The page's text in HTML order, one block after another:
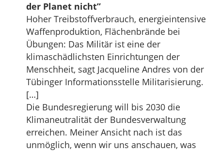
der Planet nicht”
Hoher Treibstoffverbrauch, energieintensive
Waffenproduktion, Flächenbrände bei
Übungen: Das Militär ist eine der
klimaschädlichsten Einrichtungen der
Menschheit, sagt Jacqueline Andres von der
Tübinger Informationsstelle Militarisierung.
[…]
Die Bundesregierung will bis 2030 die
Klimaneutralität der Bundesverwaltung
erreichen. Meiner Ansicht nach ist das
unmöglich, wenn wir uns anschauen, was